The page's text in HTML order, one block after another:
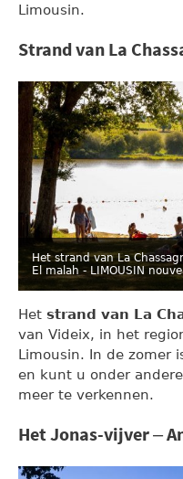
Limousin.
Strand van La
Het strand van La
El malah - LIMOUSIN
Het strand van La
van Videix, in het
Limousin. In de zomer
en kunt u onder
meer te verkennen.
Het Jonas-vijver –